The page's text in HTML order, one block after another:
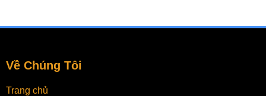
Về Chúng Tôi
Trang chủ